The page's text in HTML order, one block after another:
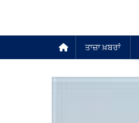
ਤਾਜ਼ਾ ਖ਼ਬਰਾਂ